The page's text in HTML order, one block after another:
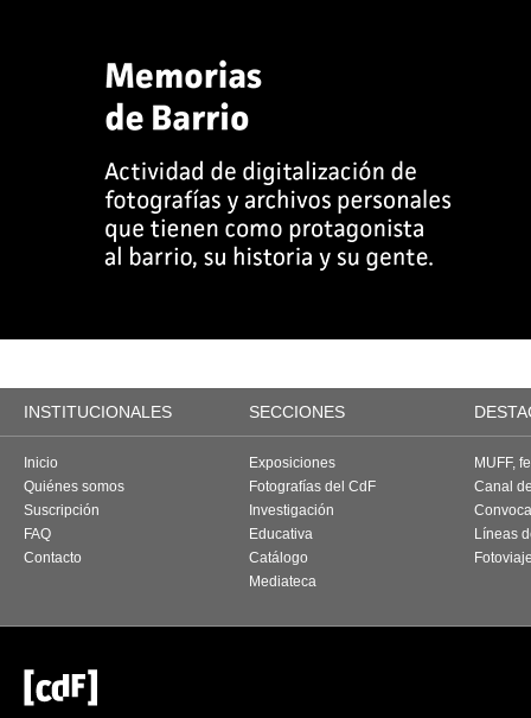
INSTITUCIONALES SECCIONES
Inicio
Quiénes somos
Suscripción
FAQ
Contacto
Exposiciones
Fotografías del CdF
Investigación
Educativa
Catálogo
Mediateca
MUFF,
Canal
Líneas